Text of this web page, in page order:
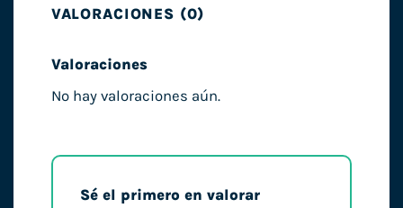
VALORACIONES (0)
Valoraciones
No hay valoraciones aún.
Sé el primero en valorar